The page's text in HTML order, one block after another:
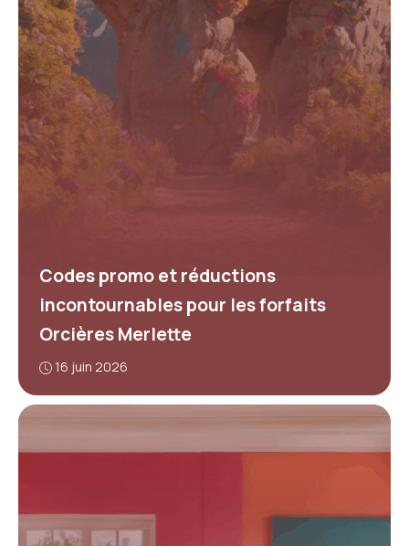
Codes promo et réductions
incontournables pour les forfaits
Orcières Merlette
16 juin 2026